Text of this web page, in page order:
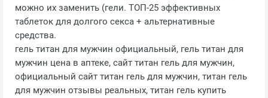
можно их заменить (гели. ТОП-25 эффективных
таблеток для долгого секса + альтернативные
средства.
гель титан для мужчин официальный, гель титан для
мужчин цена в аптеке, сайт титан гель для мужчин,
официальный сайт титан гель для мужчин, титан гель
для мужчин отзывы реальных, титан гель купить